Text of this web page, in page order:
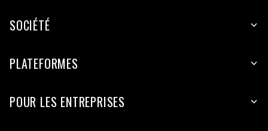
SOCIÉTÉ
PLATEFORMES
POUR LES ENTREPRISES